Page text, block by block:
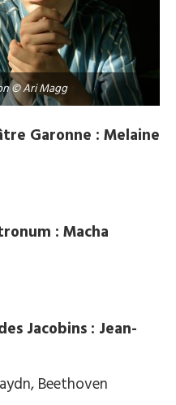
© Ari Magg
Garonne : Melaine
: Macha
Jacobins : Jean-
Beethoven